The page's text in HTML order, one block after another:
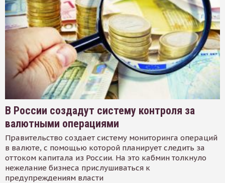
В России создадут систему контроля за
валютными операциями
Правительство создает систему мониторинга операций
в валюте, с помощью которой планирует следить за
оттоком капитала из России. На это кабмин толкнуло
нежелание бизнеса прислушиваться к
предупреждениям власти